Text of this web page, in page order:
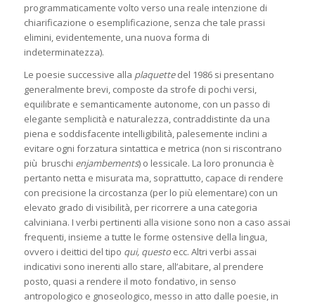
programmaticamente volto verso una reale intenzione di
chiarificazione o esemplificazione, senza che tale prassi
elimini, evidentemente, una nuova forma di
indeterminatezza).
Le poesie successive alla plaquettedel 1986 si presentano
generalmente brevi, composte da strofe di pochi versi,
equilibrate e semanticamente autonome, con un passo di
elegante semplicità e naturalezza, contraddistinte da una
piena e soddisfacente intelligibilità, palesemente inclini a
evitare ogni forzatura sintattica e metrica (non si riscontrano
più bruschi enjambements) o lessicale. La loro pronuncia è
pertanto netta e misurata ma, soprattutto, capace di rendere
con precisione la circostanza (per lo più elementare) con un
elevato grado di visibilità, per ricorrere a una categoria
calviniana. I verbi pertinenti alla visione sono non a caso assai
frequenti, insieme a tutte le forme ostensive della lingua,
ovvero i deittici del tipo qui, questoecc. Altri verbi assai
indicativi sono inerenti allo stare, all’abitare, al prendere
posto, quasi a rendere il moto fondativo, in senso
antropologico e gnoseologico, messo in atto dalle poesie, in